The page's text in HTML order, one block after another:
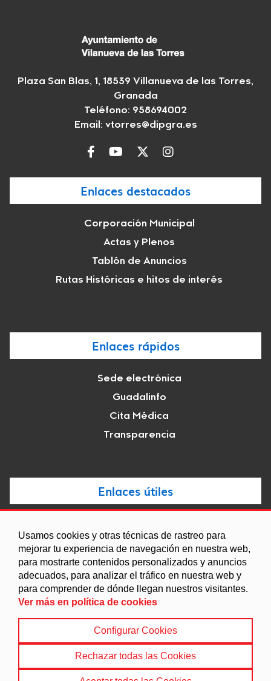
Usamos cookies y otras técnicas de rastreo para
mejorar tu experiencia de navegación en nuestra web,
para mostrarte contenidos personalizados y anuncios
adecuados, para analizar el tráfico en nuestra web y
para comprender de dónde llegan nuestros visitantes.
Ver más en política de cookies
Configurar Cookies
Rechazar todas las Cookies
Plaza San Blas, 1, 18539 Villanueva de las Torres,
Granada
Teléfono: 958694002
Email: vtorres@dipgra.es
Enlaces destacados
Corporación Municipal
Actas y Plenos
Tablón de Anuncios
Rutas Históricas e hitos de interés
Enlaces rápidos
Sede electrónica
Guadalinfo
Cita Médica
Transparencia
Enlaces útiles
Agenda
Ordenanzas
Entidades y asociaciones
© 2022 Ayuntamiento de Villanueva de las Torres
Política de Cookies